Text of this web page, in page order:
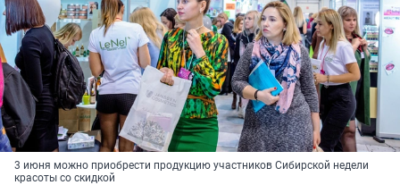
3 июня можно приобрести продукцию участников Сибирской недели
красоты со скидкой